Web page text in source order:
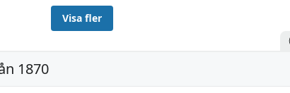
Visa fler
1870